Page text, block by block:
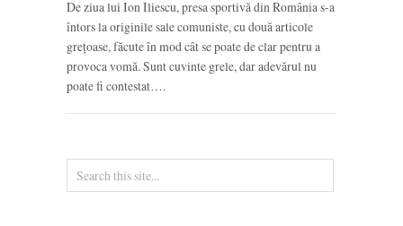
De ziua lui Ion Iliescu, presa sportivă din România s-a
întors la originile sale comuniste, cu două articole
grețoase, făcute în mod cât se poate de clar pentru a
provoca vomă. Sunt cuvinte grele, dar adevărul nu
poate fi contestat….